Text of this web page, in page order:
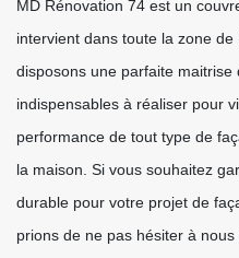
MD Rénovation 74 est un
intervient dans toute la zone
disposons une parfaite maitrise
indispensables à réaliser pour
performance de tout type de
la maison. Si vous souhaitez
durable pour votre projet de
prions de ne pas hésiter à